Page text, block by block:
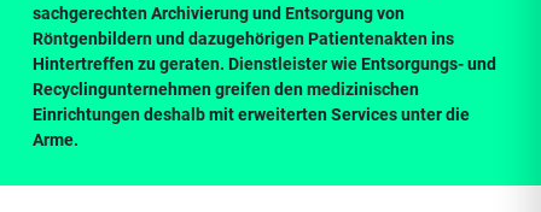
sachgerechten Archivierung und Entsorgung von
Röntgenbildern und dazugehörigen Patientenakten ins
Hintertreffen zu geraten. Dienstleister wie Entsorgungs- und
Recyclingunternehmen greifen den medizinischen
Einrichtungen deshalb mit erweiterten Services unter die
Arme.